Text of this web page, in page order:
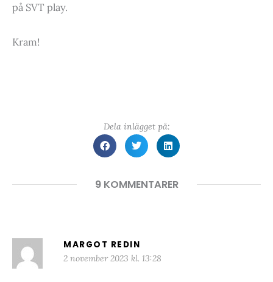
på SVT play.
Kram!
Dela inlägget på:
9 KOMMENTARER
MARGOT REDIN
2 november 2023 kl. 13:28